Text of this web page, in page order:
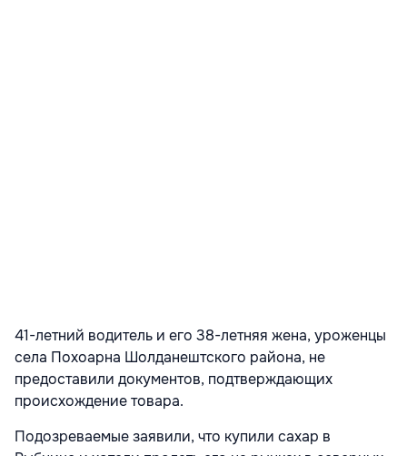
41-летний водитель и его 38-летняя жена, уроженцы
села Похоарна Шолданештского района, не
предоставили документов, подтверждающих
происхождение товара.
Подозреваемые заявили, что купили сахар в